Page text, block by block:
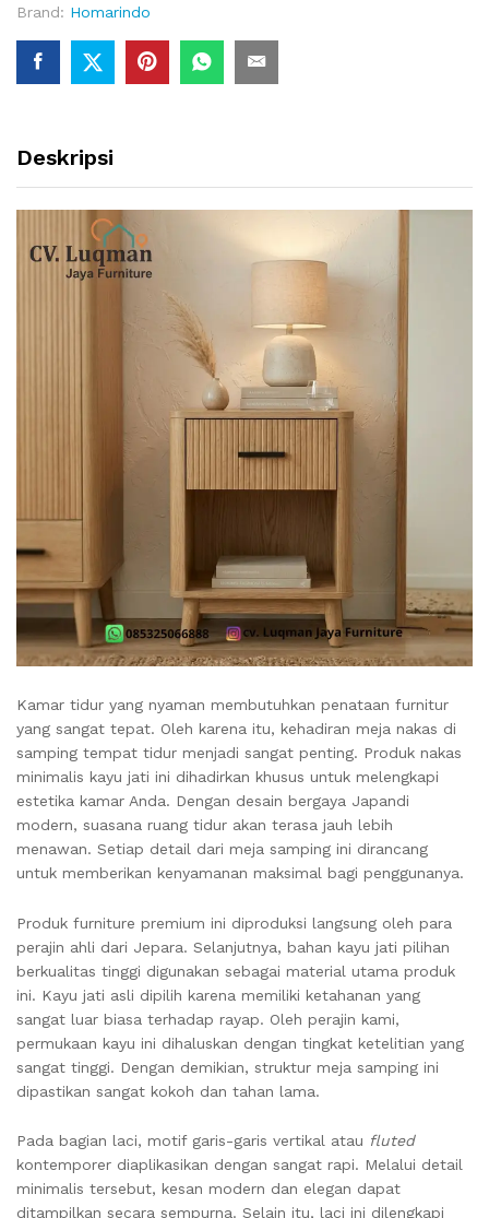
Brand: Homarindo
Deskripsi
Kamar tidur yang nyaman membutuhkan penataan furnitur
yang sangat tepat. Oleh karena itu, kehadiran meja nakas di
samping tempat tidur menjadi sangat penting. Produk nakas
minimalis kayu jati ini dihadirkan khusus untuk melengkapi
estetika kamar Anda. Dengan desain bergaya Japandi
modern, suasana ruang tidur akan terasa jauh lebih
menawan. Setiap detail dari meja samping ini dirancang
untuk memberikan kenyamanan maksimal bagi penggunanya.
Produk furniture premium ini diproduksi langsung oleh para
perajin ahli dari Jepara. Selanjutnya, bahan kayu jati pilihan
berkualitas tinggi digunakan sebagai material utama produk
ini. Kayu jati asli dipilih karena memiliki ketahanan yang
sangat luar biasa terhadap rayap. Oleh perajin kami,
permukaan kayu ini dihaluskan dengan tingkat ketelitian yang
sangat tinggi. Dengan demikian, struktur meja samping ini
dipastikan sangat kokoh dan tahan lama.
Pada bagian laci, motif garis-garis vertikal atau fluted
kontemporer diaplikasikan dengan sangat rapi. Melalui detail
minimalis tersebut, kesan modern dan elegan dapat
ditampilkan secara sempurna. Selain itu, laci ini dilengkapi